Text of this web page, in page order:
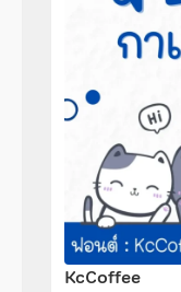
KcCoffee